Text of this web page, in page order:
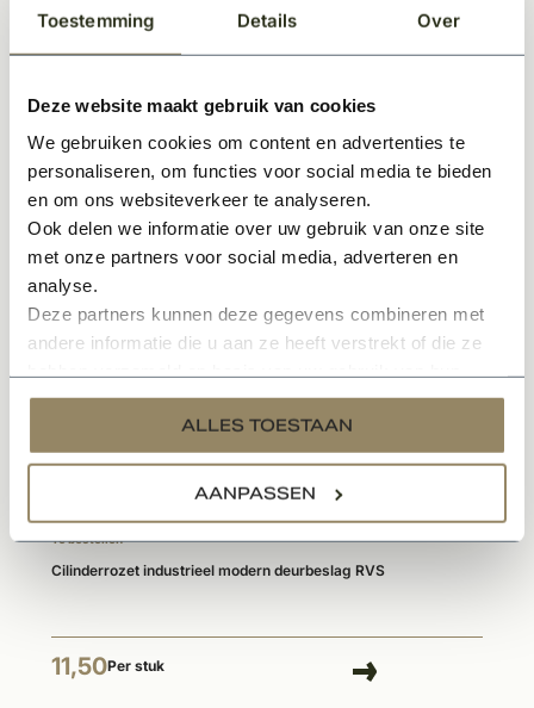
Toestemming Details Over
Deze website maakt gebruik van cookies
We gebruiken cookies om content en advertenties te
personaliseren, om functies voor social media te bieden
en om ons websiteverkeer te analyseren.
Ook delen we informatie over uw gebruik van onze site
met onze partners voor social media, adverteren en
analyse.
Deze partners kunnen deze gegevens combineren met
andere informatie die u aan ze heeft verstrekt of die ze
services.
ALLES TOESTAAN
AANPASSEN
Onderhoudsvriendelijk geborsteld RVS
bevestigingsmateriaal
Specificaties
Gerelateerde producten
Te bestellen
Cilinderrozet industrieel modern deurbeslag RVS
11,50Per stuk